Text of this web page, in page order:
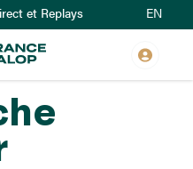
et Replays EN